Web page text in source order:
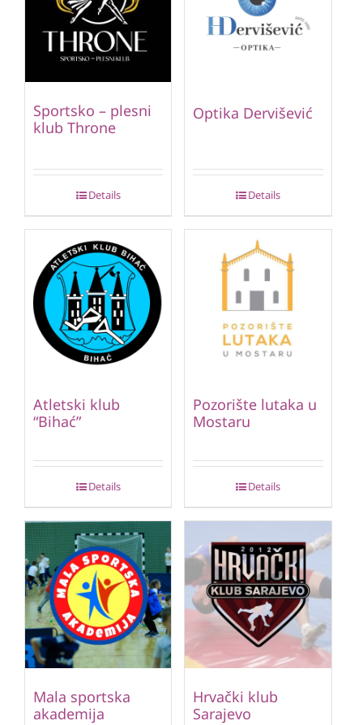
Sportsko – plesni
klub Throne
Details
Optika Dervišević
Details
Atletski klub
“Bihać”
Details
Pozorište lutaka u
Mostaru
Details
Mala sportska
akademija
Hrvački klub
Sarajevo